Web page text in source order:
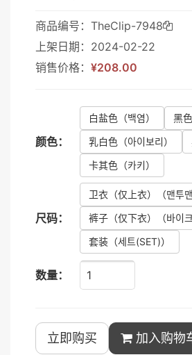
商品编号：TheClip-7948
上架日期：2024-02-22
销售价格： ¥208.00
颜色：
白盐色 （백염） 黑色
乳白色 （아이보리）
卡其色 （카키）
尺码：
卫衣（仅上衣）
（맨투
裤子（仅下衣）
（바이
套装 （세트(SET)）
数量：
立即购买 加入购物